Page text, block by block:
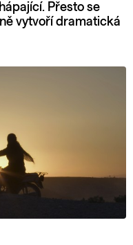
Přesto se
vytvoří dramatická